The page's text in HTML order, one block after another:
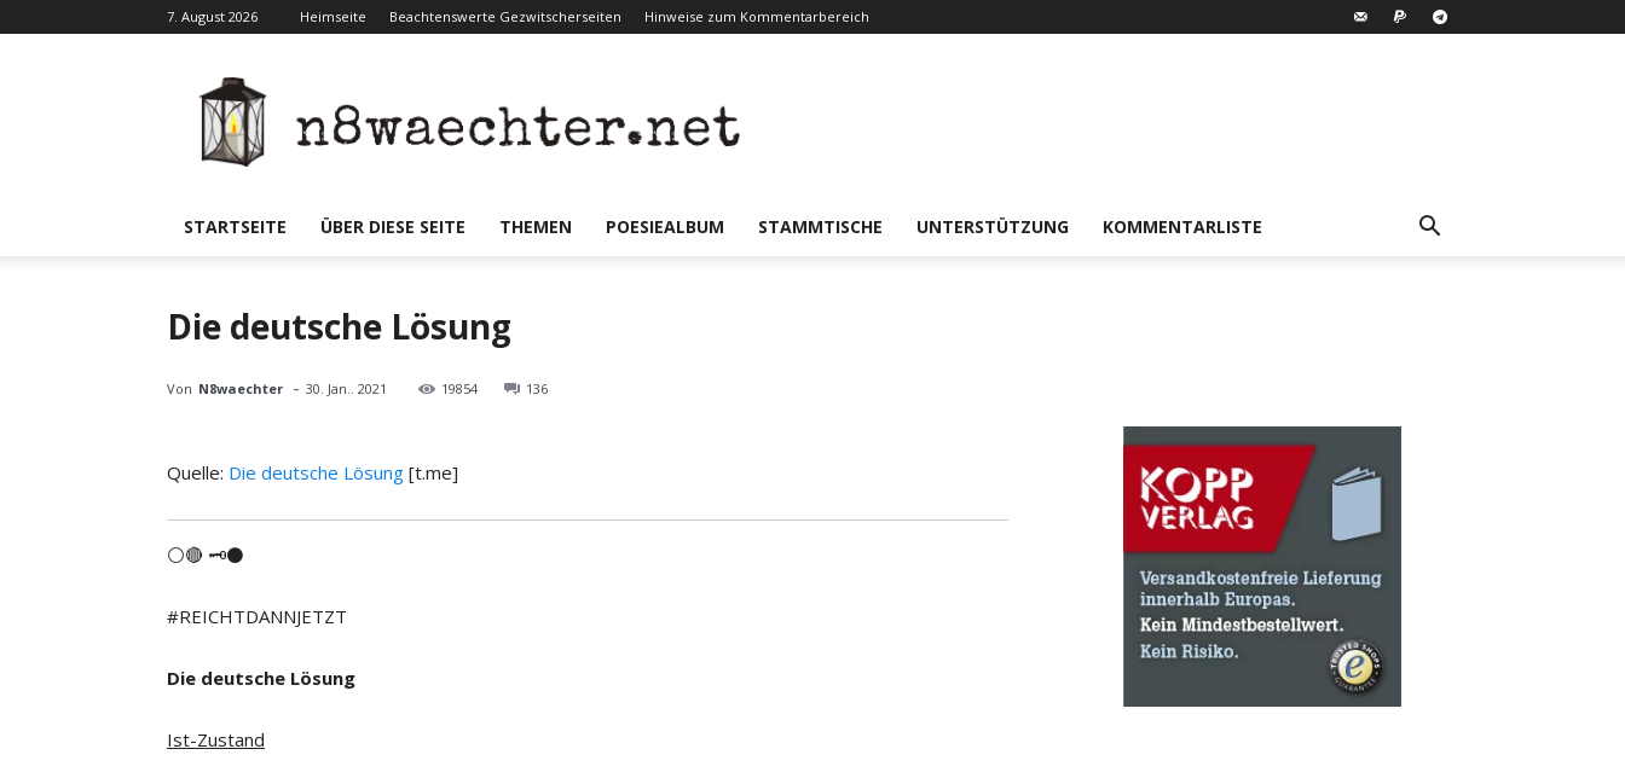
7. August 2026 Heimseite Beachtenswerte Gezwitscherseiten Hinweise zum Kommentarbereich
STARTSEITE ÜBER DIESE SEITE THEMEN POESIEALBUM STAMMTISCHE UNTERSTÜTZUNG KOMMENTARLISTE
Die deutsche Lösung
Von N8waechter - 30. Jan.. 2021 19854 136
Quelle: Die deutsche Lösung [t.me]
⚪️🔴 🗝⚫️
#REICHTDANNJETZT
Die deutsche Lösung
Ist-Zustand